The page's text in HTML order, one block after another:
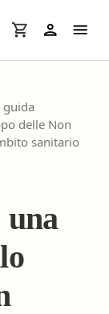
guida
delle Non
sanitario